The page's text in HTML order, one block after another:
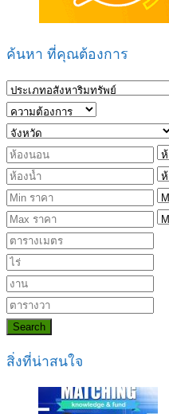
ค้นหา ที่คุณต้องการ
Search
สิ่งที่น่าสนใจ